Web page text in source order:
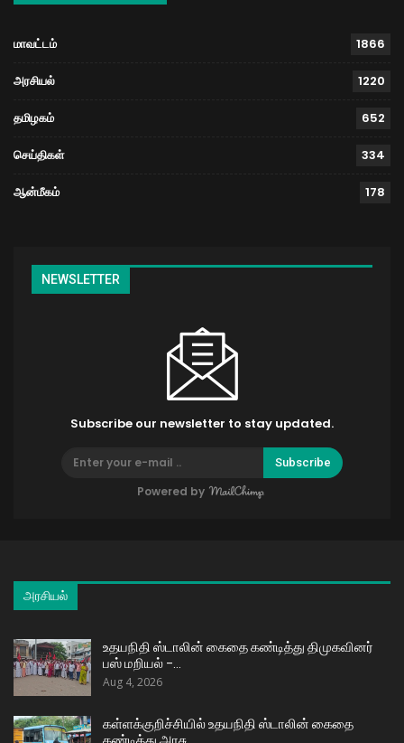
மாவட்டம் 1866
அரசியல் 1220
தமிழகம் 652
செய்திகள் 334
ஆன்மீகம் 178
NEWSLETTER
Subscribe our newsletter to stay updated.
Subscribe
Powered by
அரசியல்
உதயநிதி ஸ்டாலின் கைதை கண்டித்து திமுகவினர்
பஸ் மறியல் –…
Aug 4, 2026
கள்ளக்குறிச்சியில் உதயநிதி ஸ்டாலின் கைதை